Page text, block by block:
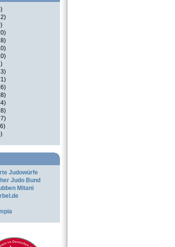
Judowürfe
Judo Bund
Mitani